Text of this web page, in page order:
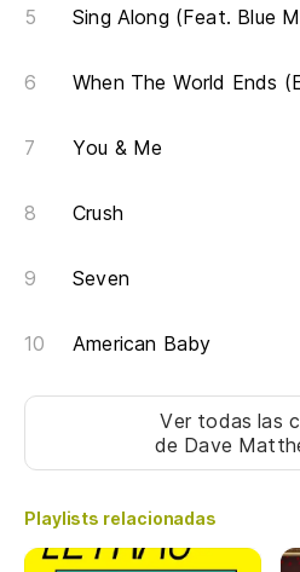
Sing Along (Feat. Blue
When The World Ends
You & Me
Crush
Seven
American Baby
Ver todas las
de Dave
Playlists relacionadas